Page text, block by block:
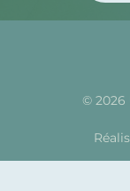
© 2026